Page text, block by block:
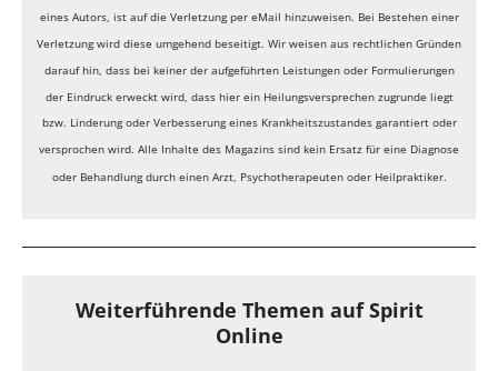
eines Autors, ist auf die Verletzung per eMail hinzuweisen. Bei Bestehen einer
Verletzung wird diese umgehend beseitigt. Wir weisen aus rechtlichen Gründen
darauf hin, dass bei keiner der aufgeführten Leistungen oder Formulierungen
der Eindruck erweckt wird, dass hier ein Heilungsversprechen zugrunde liegt
bzw. Linderung oder Verbesserung eines Krankheitszustandes garantiert oder
versprochen wird. Alle Inhalte des Magazins sind kein Ersatz für eine Diagnose
oder Behandlung durch einen Arzt, Psychotherapeuten oder Heilpraktiker.
Weiterführende Themen auf Spirit
Online